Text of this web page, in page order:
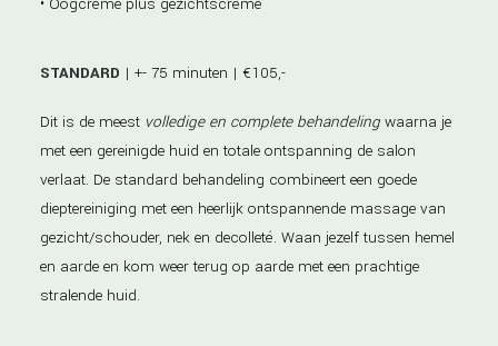
STANDARD | +- 75 minuten | €105,-
Dit is de meest volledige en complete behandeling waarna je
met een gereinigde huid en totale ontspanning de salon
verlaat. De standard behandeling combineert een goede
dieptereiniging met een heerlijk ontspannende massage van
gezicht/schouder, nek en decolleté. Waan jezelf tussen hemel
en aarde en kom weer terug op aarde met een prachtige
stralende huid.